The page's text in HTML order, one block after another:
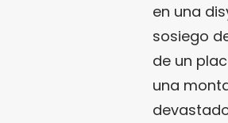
en una
sosiego
de un
una